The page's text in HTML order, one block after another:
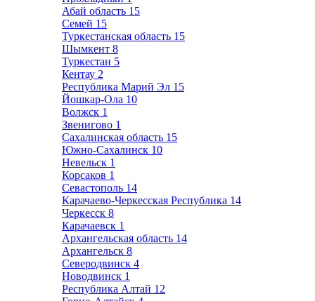
Абай область 15
Семей 15
Туркестанская область 15
Шымкент 8
Туркестан 5
Кентау 2
Республика Марий Эл 15
Йошкар-Ола 10
Волжск 1
Звенигово 1
Сахалинская область 15
Южно-Сахалинск 10
Невельск 1
Корсаков 1
Севастополь 14
Карачаево-Черкесская Республика 14
Черкесск 8
Карачаевск 1
Архангельская область 14
Архангельск 8
Северодвинск 4
Новодвинск 1
Республика Алтай 12